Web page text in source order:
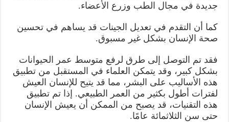
جديدة في مجال الطب وزرع الأعضاء.
كما أن التقدم في تعديل الجينات قد يساهم في تحسين
صحة الإنسان بشكل غير مسبوق.
فقد تم التوصل إلى طرق لرفع متوسط عمر الحيوانات
بشكل كبير، وقد يتمكن العلماء في المستقبل من تطبيق
هذه الأساليب على البشر، مما قد يتيح للإنسان العيش
لفترات أطول بكثير من العمر الطبيعي. إذا تم تطبيق
هذه التقنيات، قد يصبح من الممكن أن يعيش الإنسان
حتى سن الثلاثمائة عامًا.